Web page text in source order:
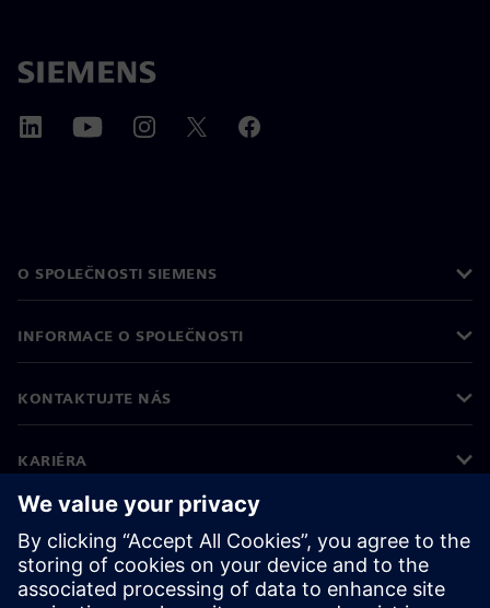
O SPOLEČNOSTI SIEMENS
INFORMACE O SPOLEČNOSTI
KONTAKTUJTE NÁS
KARIÉRA
©Siemens 2026
Informace o firmě